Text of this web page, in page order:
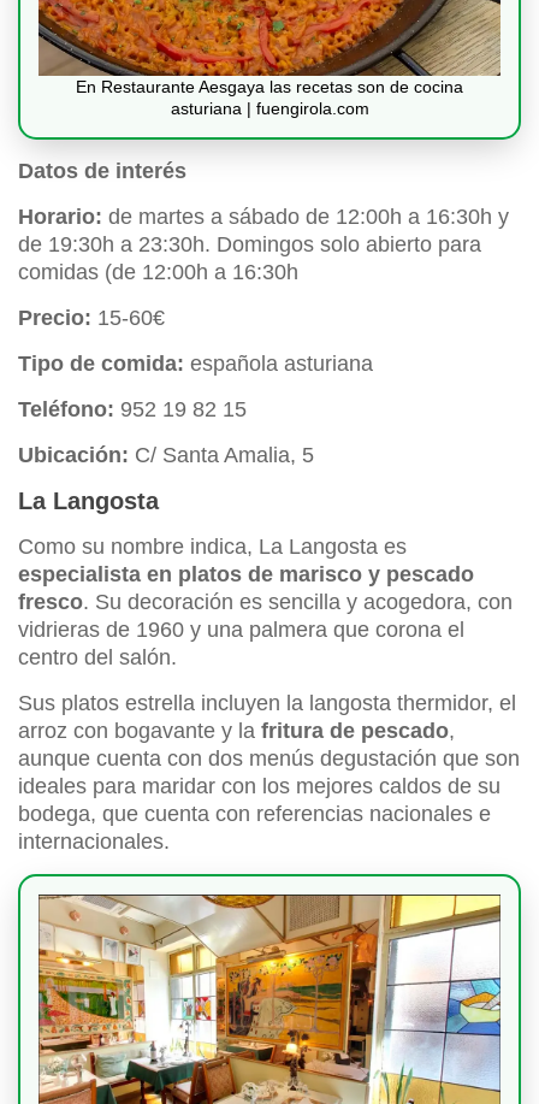
En Restaurante Aesgaya las recetas son de cocina
asturiana | fuengirola.com
Datos de interés
Horario: de martes a sábado de 12:00h a 16:30h y
de 19:30h a 23:30h. Domingos solo abierto para
comidas (de 12:00h a 16:30h
Precio: 15-60€
Tipo de comida: española asturiana
Teléfono: 952 19 82 15
Ubicación: C/ Santa Amalia, 5
La Langosta
Como su nombre indica, La Langosta es
especialista en platos de marisco y pescado
fresco. Su decoración es sencilla y acogedora, con
vidrieras de 1960 y una palmera que corona el
centro del salón.
Sus platos estrella incluyen la langosta thermidor, el
arroz con bogavante y la fritura de pescado,
aunque cuenta con dos menús degustación que son
ideales para maridar con los mejores caldos de su
bodega, que cuenta con referencias nacionales e
internacionales.